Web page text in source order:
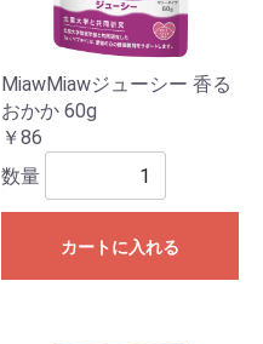
MiawMiawジューシー 香る
おかか 60g
￥86
数量
カートに入れる